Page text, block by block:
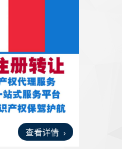
查看详情